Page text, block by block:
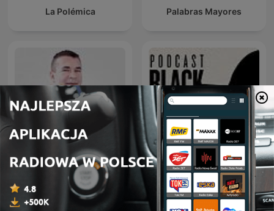
La Polémica Palabras Mayores
El VBar Black Hat Ultra